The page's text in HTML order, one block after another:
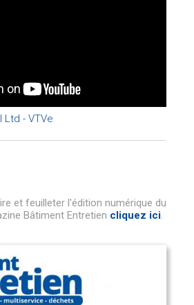
Ltd - VTVe
et feuilleter l'édition numérique du
Bâtiment Entretien cliquez ici.